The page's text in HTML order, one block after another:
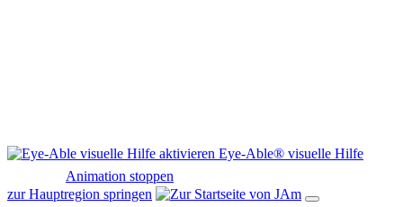
Eye-Able® visuelle Hilfe
Animation stoppen
zur Hauptregion springen